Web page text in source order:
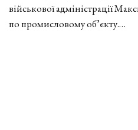
військової адміністрації
по промисловому об’єкту.…